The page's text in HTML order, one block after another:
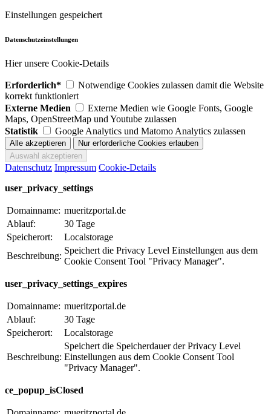
Einstellungen gespeichert
Datenschutzeinstellungen
Hier unsere Cookie-Details
Erforderlich*
Notwendige Cookies zulassen damit die Website
korrekt funktioniert
Externe Medien
Externe Medien wie Google Fonts, Google
Maps, OpenStreetMap und Youtube zulassen
Statistik
Google Analytics und Matomo Analytics zulassen
Datenschutz Impressum Cookie-Details
user_privacy_settings
Domainname: mueritzportal.de
Ablauf:
30 Tage
Speicherort:
Localstorage
Beschreibung:
Speichert die Privacy Level Einstellungen aus dem
Cookie Consent Tool "Privacy Manager".
user_privacy_settings_expires
Domainname: mueritzportal.de
Ablauf:
30 Tage
Speicherort:
Localstorage
Beschreibung:
Speichert die Speicherdauer der Privacy Level
Einstellungen aus dem Cookie Consent Tool
"Privacy Manager".
ce_popup_isClosed